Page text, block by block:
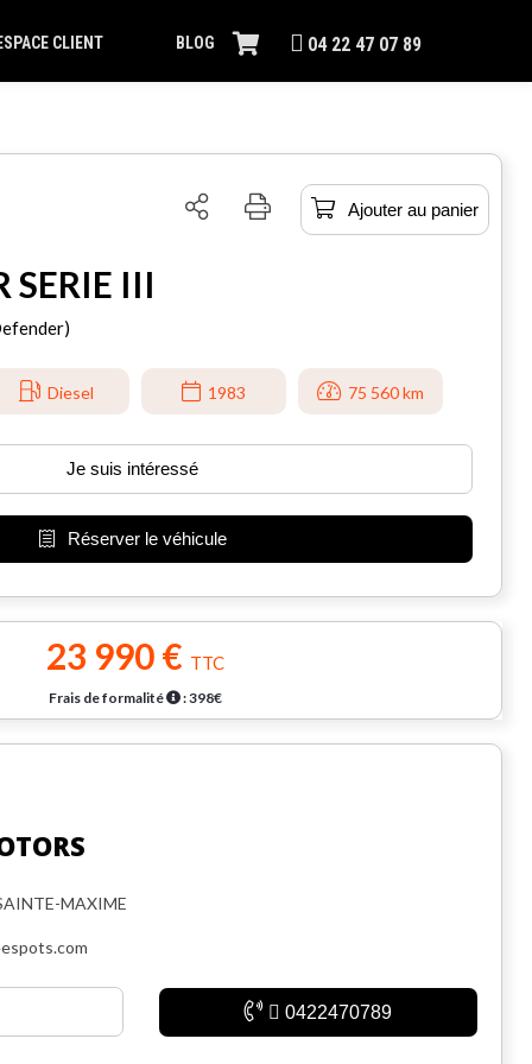
CLIENT BLOG 04 22 47 07 89
Ajouter au panier
SERIE III
Diesel 1983 75 560 km
Je suis intéressé
Réserver le véhicule
23 990 € TTC
Frais de formalité : 398€
MAXIME
0422470789